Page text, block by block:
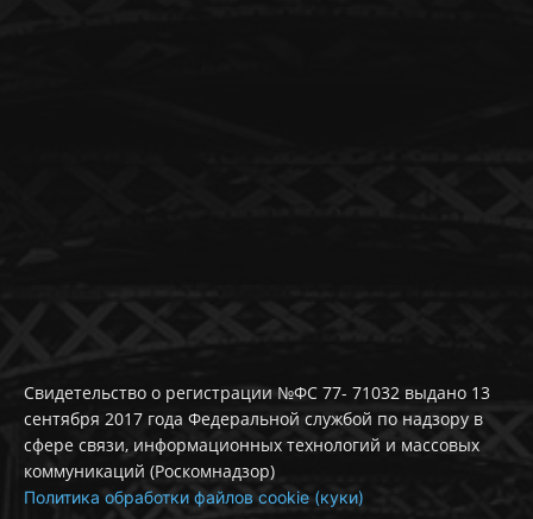
Свидетельство о регистрации №ФС 77- 71032 выдано 13
сентября 2017 года Федеральной службой по надзору в
сфере связи, информационных технологий и массовых
коммуникаций (Роскомнадзор)
Политика обработки файлов cookie (куки)